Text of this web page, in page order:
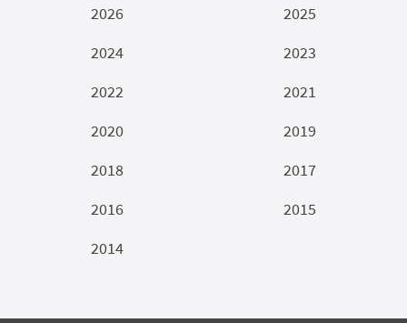
2026
2025
2024
2023
2022
2021
2020
2019
2018
2017
2016
2015
2014